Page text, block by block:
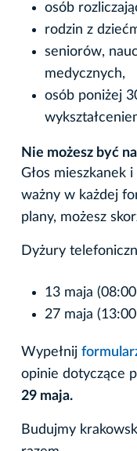
osób
rodzin z
seniorów,
medycznych,
osób poniżej
Nie możesz być
Głos mieszkanek
ważny w każdej
plany, możesz
Dyżury
13 maja
27 maja
Wypełnij
opinie dotyczące
29 maja.
Budujmy